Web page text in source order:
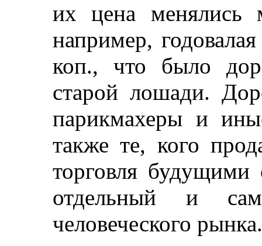
их цена менялись
например,
коп., что было
старой лошади.
парикмахеры и
также те, кого
торговля будущими
отдельный и
человеческого рынка.